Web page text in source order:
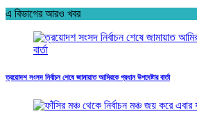
এ বিভাগের আরও খবর
ত্রয়োদশ সংসদ নির্বাচন শেষে জামায়াত আমিরকে প্রধান উপদেষ্টার বার্তা